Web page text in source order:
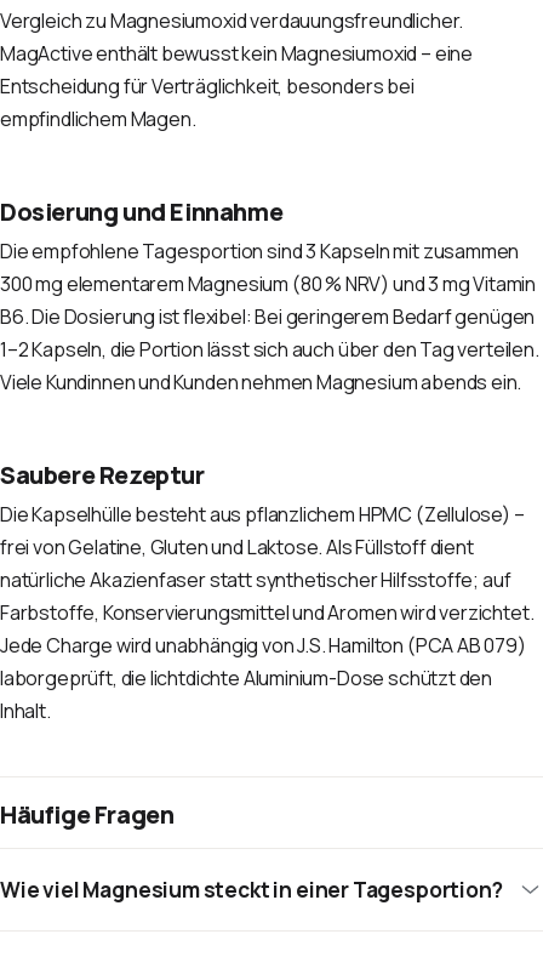
Vergleich zu Magnesiumoxid verdauungsfreundlicher.
MagActive enthält bewusst kein Magnesiumoxid – eine
Entscheidung für Verträglichkeit, besonders bei
empfindlichem Magen.
Dosierung und Einnahme
Die empfohlene Tagesportion sind 3 Kapseln mit zusammen
300 mg elementarem Magnesium (80 % NRV) und 3 mg Vitamin
B6. Die Dosierung ist flexibel: Bei geringerem Bedarf genügen
1–2 Kapseln, die Portion lässt sich auch über den Tag verteilen.
Viele Kundinnen und Kunden nehmen Magnesium abends ein.
Saubere Rezeptur
Die Kapselhülle besteht aus pflanzlichem HPMC (Zellulose) –
frei von Gelatine, Gluten und Laktose. Als Füllstoff dient
natürliche Akazienfaser statt synthetischer Hilfsstoffe; auf
Farbstoffe, Konservierungsmittel und Aromen wird verzichtet.
Jede Charge wird unabhängig von J.S. Hamilton (PCA AB 079)
laborgeprüft, die lichtdichte Aluminium-Dose schützt den
Inhalt.
Häufige Fragen
Wie viel Magnesium steckt in einer Tagesportion?